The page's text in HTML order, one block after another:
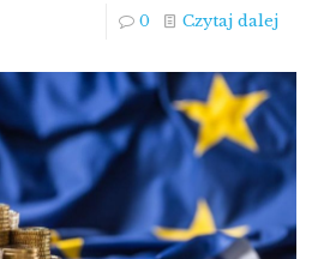
0 Czytaj dalej